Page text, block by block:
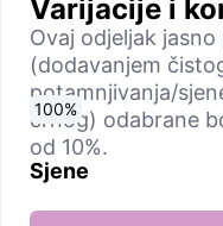
Varijacije i
Ovaj odjeljak
(dodavanjem
potamnjivanja/
crnog) odabrane
od 10%.
Sjene
0%
10%
20%
30%
40%
50%
60%
70%
80%
90%
100%